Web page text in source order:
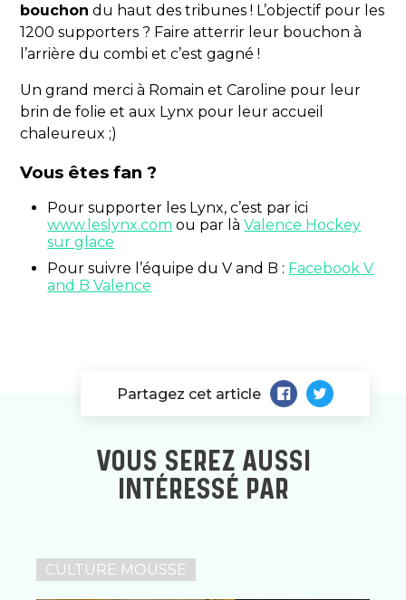
bouchon du haut des tribunes ! L’objectif pour les
1200 supporters ? Faire atterrir leur bouchon à
l’arrière du combi et c’est gagné !
Un grand merci à Romain et Caroline pour leur
brin de folie et aux Lynx pour leur accueil
chaleureux ;)
Vous êtes fan ?
Pour supporter les Lynx, c’est par ici
www.leslynx.com ou par làValence Hockey
sur glace
Pour suivre l’équipe du V and B : Facebook V
and B Valence
Partagez cet article
VOUS SEREZ AUSSI
INTÉRESSÉ PAR
CULTURE MOUSSE